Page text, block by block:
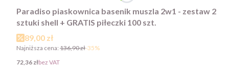
Paradiso piaskownica basenik muszla 2w1 - zestaw 2
sztuki shell + GRATIS piłeczki 100 szt.
Cena promocyjna
89,00 zł
Najniższa cena: 136,90 zł-35%
Cena
72,36 złbez VAT